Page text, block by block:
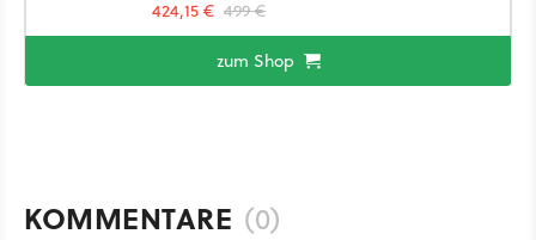
424,15 € 499 €
zum Shop
KOMMENTARE (0)